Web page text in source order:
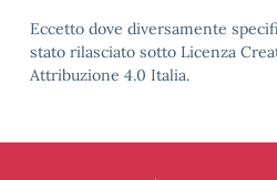
Eccetto dove diversamente
stato rilasciato sotto Licenza
Attribuzione 4.0 Italia.